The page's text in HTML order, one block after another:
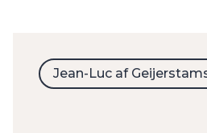
Jean-Luc af